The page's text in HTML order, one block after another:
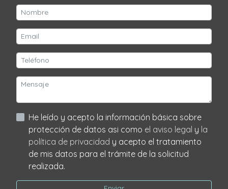
He leído y acepto la información básica sobre
protección de datos asi como el aviso legal y la
política de privacidad y acepto el tratamiento
de mis datos para el trámite de la solicitud
realizada.